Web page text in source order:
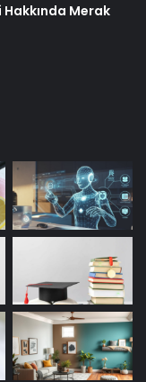
Hakkında Merak